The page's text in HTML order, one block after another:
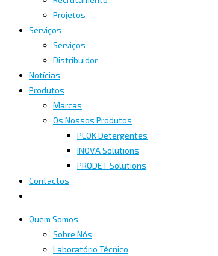
Projetos
Serviços
Serviços
Distribuidor
Notícias
Produtos
Marcas
Os Nossos Produtos
PLOK Detergentes
INOVA Solutions
PRODET Solutions
Contactos
Quem Somos
Sobre Nós
Laboratório Técnico